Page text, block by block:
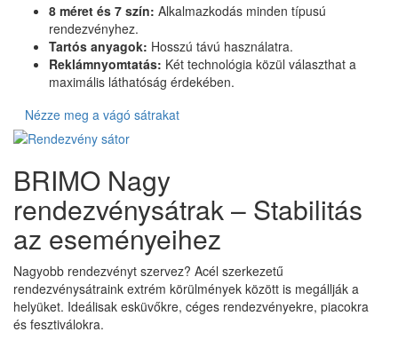
8 méret és 7 szín: Alkalmazkodás minden típusú
rendezvényhez.
Tartós anyagok: Hosszú távú használatra.
Reklámnyomtatás: Két technológia közül választhat a
maximális láthatóság érdekében.
Nézze meg a vágó sátrakat
BRIMO Nagy
rendezvénysátrak – Stabilitás
az eseményeihez
Nagyobb rendezvényt szervez? Acél szerkezetű
rendezvénysátraink extrém körülmények között is megállják a
helyüket. Ideálisak esküvőkre, céges rendezvényekre, piacokra
és fesztiválokra.